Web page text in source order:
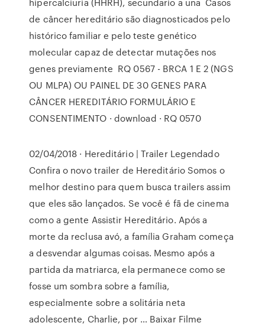
de câncer hereditário são diagnosticados pelo
histórico familiar e pelo teste genético
molecular capaz de detectar mutações nos
genes previamente RQ 0567 - BRCA 1 E 2 (NGS
OU MLPA) OU PAINEL DE 30 GENES PARA
CÂNCER HEREDITÁRIO FORMULÁRIO E
CONSENTIMENTO · download · RQ 0570
02/04/2018 · Hereditário | Trailer Legendado
Confira o novo trailer de Hereditário Somos o
melhor destino para quem busca trailers assim
que eles são lançados. Se você é fã de cinema
como a gente Assistir Hereditário. Após a
morte da reclusa avó, a família Graham começa
a desvendar algumas coisas. Mesmo após a
partida da matriarca, ela permanece como se
fosse um sombra sobre a família,
especialmente sobre a solitária neta
adolescente, Charlie, por … Baixar Filme